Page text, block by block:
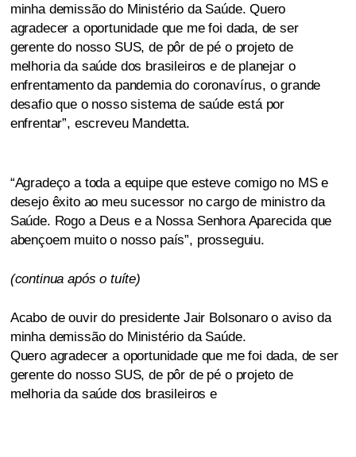
minha demissão do Ministério da Saúde. Quero
agradecer a oportunidade que me foi dada, de ser
gerente do nosso SUS, de pôr de pé o projeto de
melhoria da saúde dos brasileiros e de planejar o
enfrentamento da pandemia do coronavírus, o grande
desafio que o nosso sistema de saúde está por
enfrentar”, escreveu Mandetta.
“Agradeço a toda a equipe que esteve comigo no MS e
desejo êxito ao meu sucessor no cargo de ministro da
Saúde. Rogo a Deus e a Nossa Senhora Aparecida que
abençoem muito o nosso país”, prosseguiu.
(continua após o tuíte)
Acabo de ouvir do presidente Jair Bolsonaro o aviso da
minha demissão do Ministério da Saúde.
Quero agradecer a oportunidade que me foi dada, de ser
gerente do nosso SUS, de pôr de pé o projeto de
melhoria da saúde dos brasileiros e